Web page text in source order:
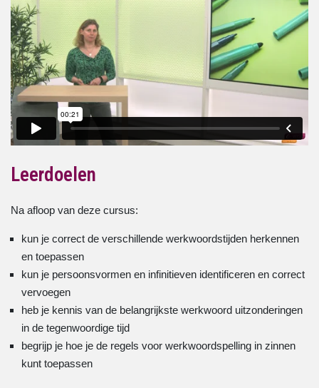
Leerdoelen
Na afloop van deze cursus:
kun je correct de verschillende werkwoordstijden herkennen
en toepassen
kun je persoonsvormen en infinitieven identificeren en correct
vervoegen
heb je kennis van de belangrijkste werkwoord uitzonderingen
in de tegenwoordige tijd
begrijp je hoe je de regels voor werkwoordspelling in zinnen
kunt toepassen